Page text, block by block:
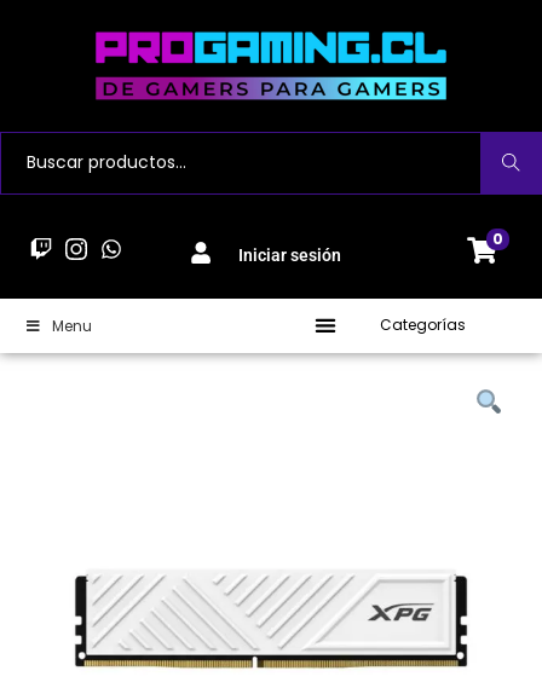
Buscar
Iniciar sesión
0
Menu Categorías